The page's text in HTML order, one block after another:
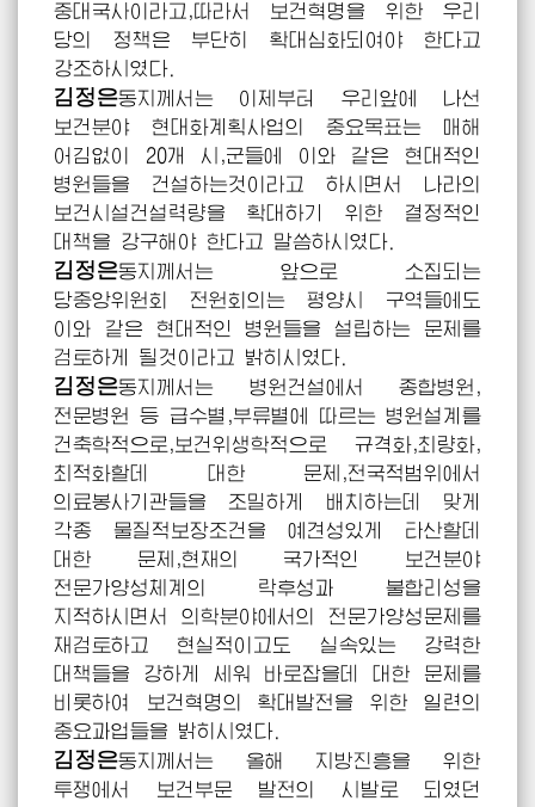
중대국사이라고,따라서 보건혁명을 위한 우리
당의 정책은 부단히 확대심화되여야 한다고
강조하시였다.
김정은동지께서는 이제부터 우리앞에 나선
보건분야 현대화계획사업의 중요목표는 매해
어김없이 20개 시,군들에 이와 같은 현대적인
병원들을 건설하는것이라고 하시면서 나라의
보건시설건설력량을 확대하기 위한 결정적인
대책을 강구해야 한다고 말씀하시였다.
김정은동지께서는 앞으로 소집되는
당중앙위원회 전원회의는 평양시 구역들에도
이와 같은 현대적인 병원들을 설립하는 문제를
검토하게 될것이라고 밝히시였다.
김정은동지께서는 병원건설에서 종합병원,
전문병원 등 급수별,부류별에 따르는 병원설계를
건축학적으로,보건위생학적으로 규격화,최량화,
최적화할데 대한 문제,전국적범위에서
의료봉사기관들을 조밀하게 배치하는데 맞게
각종 물질적보장조건을 예견성있게 타산할데
대한 문제,현재의 국가적인 보건분야
전문가양성체계의 락후성과 불합리성을
지적하시면서 의학분야에서의 전문가양성문제를
재검토하고 현실적이고도 실속있는 강력한
대책들을 강하게 세워 바로잡을데 대한 문제를
비롯하여 보건혁명의 확대발전을 위한 일련의
중요과업들을 밝히시였다.
김정은동지께서는 올해 지방진흥을 위한
투쟁에서 보건부문 발전의 시발로 되였던